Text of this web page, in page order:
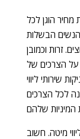
מחיר הוגן לכל
הבשלות
זרות וכמובן
על הצרכים של
שירותי ליווי
לכל הצרכים
מיטה. חשוב